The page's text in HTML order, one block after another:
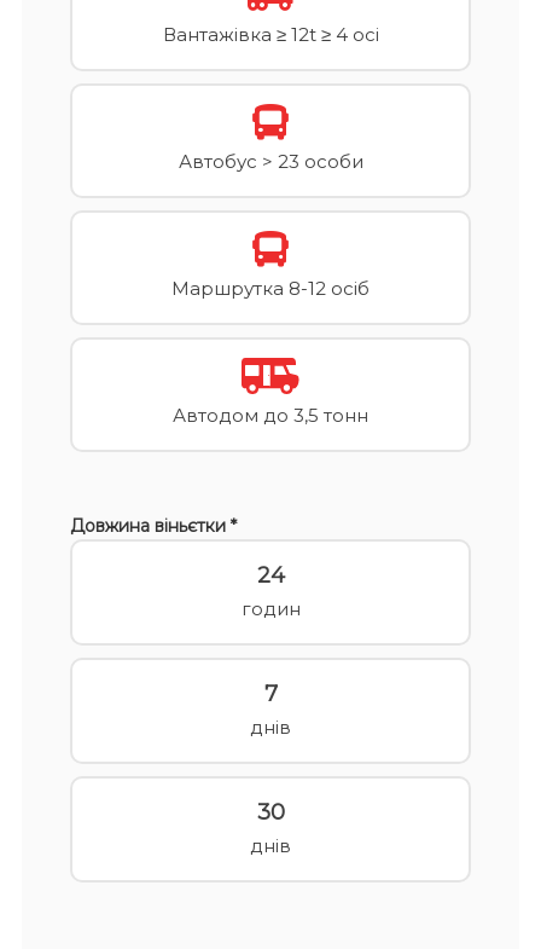
Вантажівка ≥ 12t ≥ 4 осі
Автобус > 23 особи
Маршрутка 8-12 осіб
Автодом до 3,5 тонн
Довжина віньєтки *
24
годин
7
днів
30
днів